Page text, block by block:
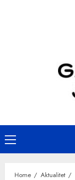
Primary
Menu
Home Aktualitet